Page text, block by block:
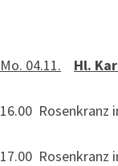
Mo. 04.11. Hl.
16.00 Rosenkranz
17.00 Rosenkranz